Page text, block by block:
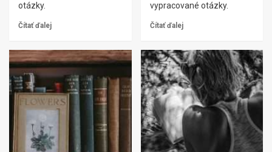
otázky.
Čítať ďalej
vypracované otázky.
Čítať ďalej